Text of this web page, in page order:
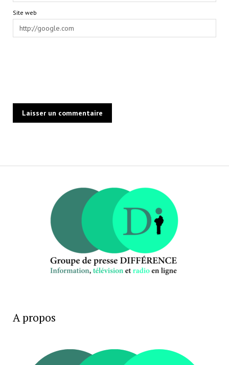
Site web
A propos